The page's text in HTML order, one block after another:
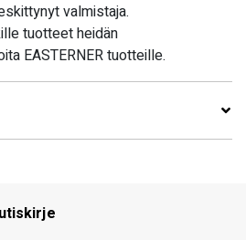
valmistaja.
tuotteet heidän
EASTERNER tuotteille.